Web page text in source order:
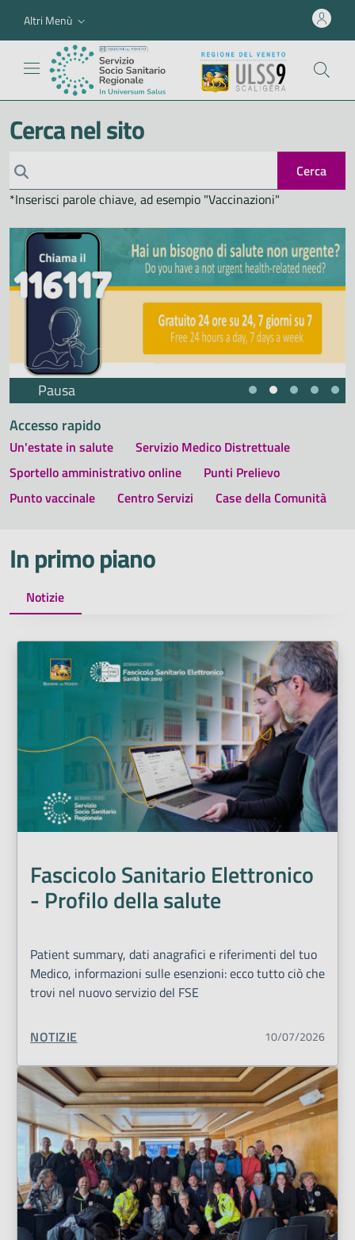
Altri Menù
Cerca nel sito
Cerca
*Inserisci parole chiave, ad esempio "Vaccinazioni"
Pausa
Accesso rapido
Un'estate in salute
Servizio Medico Distrettuale
Sportello amministrativo online
Punti Prelievo
Punto vaccinale
Centro Servizi Case della Comunità
In primo piano
Notizie
Fascicolo Sanitario Elettronico
- Profilo della salute
Patient summary, dati anagrafici e riferimenti del tuo
Medico, informazioni sulle esenzioni: ecco tutto ciò che
trovi nel nuovo servizio del FSE
TIPO CONTENUTO:
NOTIZIE 10/07/2026